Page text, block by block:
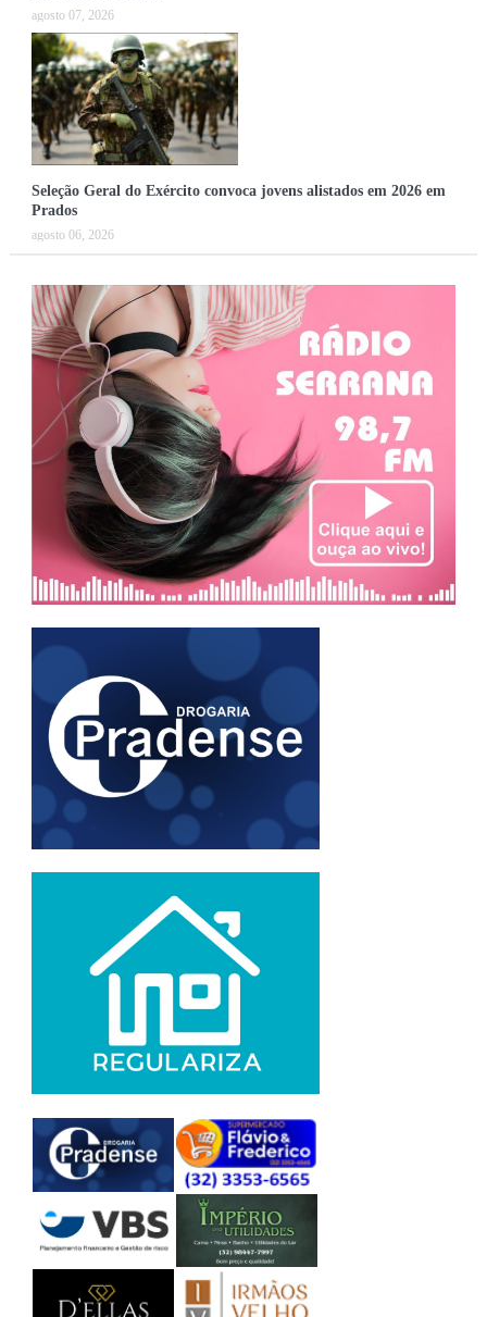
agosto 07, 2026
Seleção Geral do Exército convoca jovens alistados em 2026 em
Prados
agosto 06, 2026